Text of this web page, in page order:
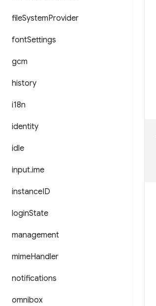
fileSystemProvider
fontSettings
gcm
history
i18n
identity
idle
input.ime
instanceID
loginState
management
mimeHandler
notifications
omnibox